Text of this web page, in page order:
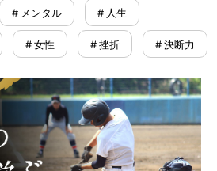
# メンタル # 人生
# 女性 # 挫折 # 決断力